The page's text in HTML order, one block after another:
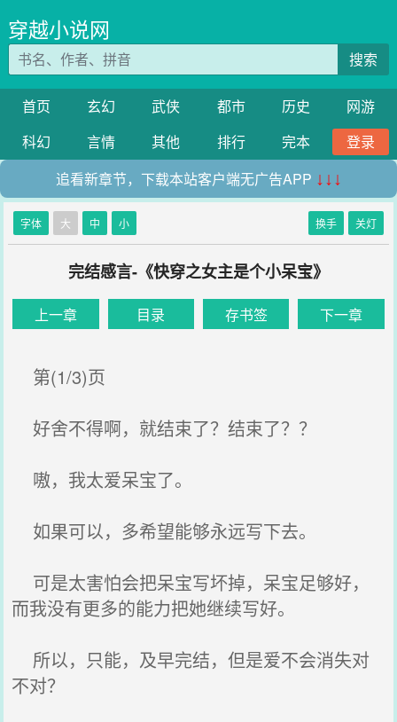
穿越小说网
搜索
首页 玄幻 武侠 都市 历史
网游
科幻
言情 其他 排行 完本
登录
追看新章节，下载本站客户端无广告APP ↓↓↓
字体 大 中 小 换手 关灯
完结感言-《快穿之女主是个小呆宝》
上一章 目录 存书签 下一章
第(1/3)页
好舍不得啊，就结束了？结束了？？
嗷，我太爱呆宝了。
如果可以，多希望能够永远写下去。
可是太害怕会把呆宝写坏掉，呆宝足够好，
而我没有更多的能力把她继续写好。
所以，只能，及早完结，但是爱不会消失对
不对？